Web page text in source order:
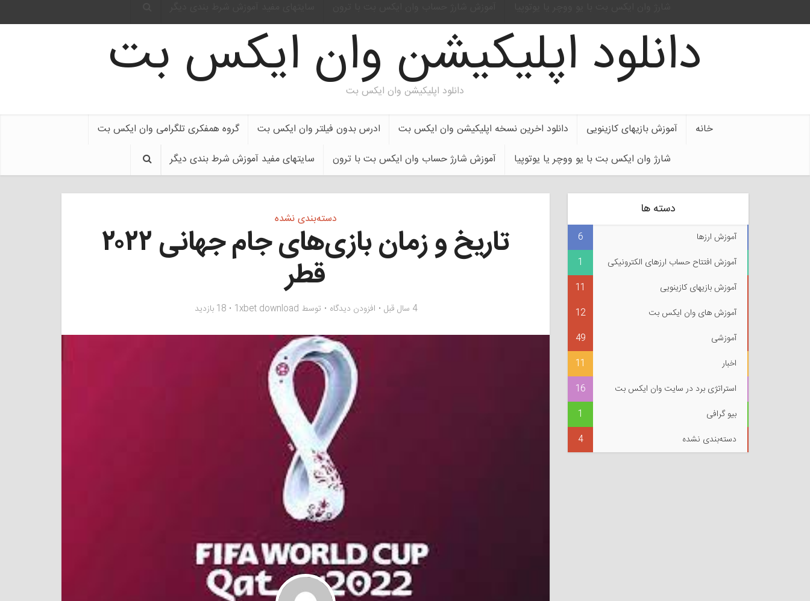
دانلود اپلیکیشن وان ایکس بت
دانلود اپلیکیشن وان ایکس بت
خانه آموزش بازیهای کازینویی دانلود اخرین نسخه اپلیکیشن وان ایکس بت ادرس بدون فیلتر وان ایکس بت
گروه همفکری تلگرامی وان ایکس بت
شارژ وان ایکس بت با یو ووچر یا یوتوپیا
آموزش شارژ حساب وان ایکس بت با ترون سایتهای مفید آموزش شرط بندی دیگر
دسته‌بندی نشده
تاریخ و زمان بازی‌های جام جهانی ۲۰۲۲
قطر
4 سال قبل افزودن دیدگاه توسط 1xbet download 18 بازدید
دسته ها
آموزش ارزها
6
آموزش افتتاح حساب ارزهای الکترونیکی
1
آموزش بازیهای کازینویی
11
آموزش های وان ایکس بت
12
آموزشی
49
اخبار
11
استراتژی برد در سایت وان ایکس بت
16
بیو گرافی
1
دسته‌بندی نشده
4